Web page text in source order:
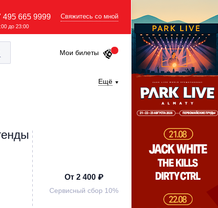
495 665 9999
до 23:00
Свяжитесь со мной
Мои билеты
Ещё
От 2 400 ₽
Сервисный сбор 10%